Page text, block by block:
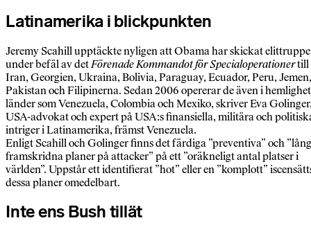
Latinamerika i blickpunkten
Jeremy Scahill upptäckte nyligen att Obama har skickat
under befäl av detFörenade Kommandot för Specialoperationertill
Iran, Georgien, Ukraina, Bolivia, Paraguay, Ecuador, Peru, Jemen,
Pakistan och Filipinerna. Sedan 2006 opererar de även i
länder som Venezuela, Colombia och Mexiko, skriver Eva
USA-advokat och expert på USA:s finansiella, militära och
intriger i Latinamerika, främst Venezuela.
Enligt Scahill och Golinger finns det färdiga ”preventiva” och
framskridna planer på attacker” på ett ”oräkneligt antal platser i
världen”. Uppstår ett identifierat ”hot” eller en ”komplott”
dessa planer omedelbart.
Inte ens Bush tillät